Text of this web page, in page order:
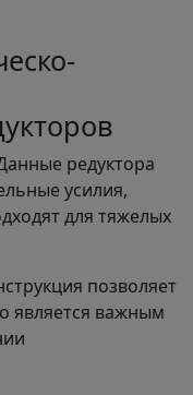
редуктора
усилия,
для тяжелых
позволяет
является важным